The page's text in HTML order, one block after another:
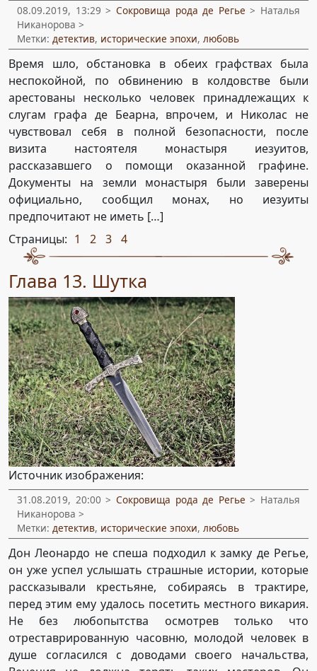
08.09.2019, 13:29 > Сокровища рода де Регье > Наталья
Никанорова >
Метки: детектив, исторические эпохи, любовь
Время шло, обстановка в обеих графствах была
неспокойной, по обвинению в колдовстве были
арестованы несколько человек принадлежащих к
слугам графа де Беарна, впрочем, и Николас не
чувствовал себя в полной безопасности, после
визита настоятеля монастыря иезуитов,
рассказавшего о помощи оказанной графине.
Документы на земли монастыря были заверены
официально, сообщил монах, но иезуиты
предпочитают не иметь […]
Страницы: 1 2 3 4
Глава 13. Шутка
Источник изображения:
31.08.2019, 20:00 > Сокровища рода де Регье > Наталья
Никанорова >
Метки: детектив, исторические эпохи, любовь
Дон Леонардо не спеша подходил к замку де Регье,
он уже успел услышать страшные истории, которые
рассказывали крестьяне, собираясь в трактире,
перед этим ему удалось посетить местного викария.
Не без любопытства осмотрев только что
отреставрированную часовню, молодой человек в
душе согласился с доводами своего начальства,